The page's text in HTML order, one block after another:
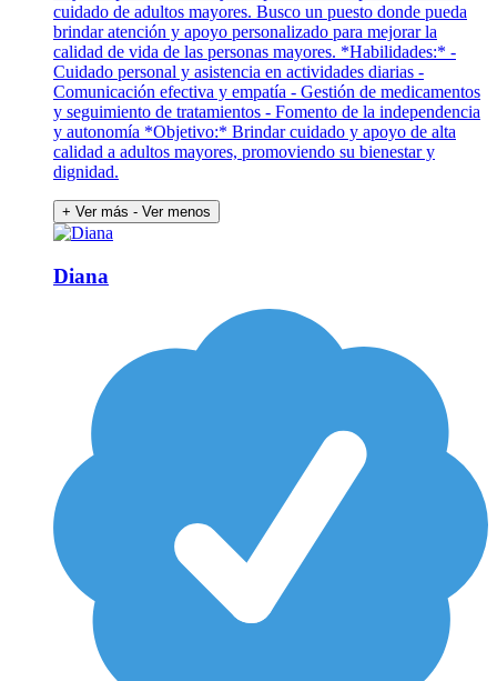
cuidado de adultos mayores. Busco un puesto donde pueda
brindar atención y apoyo personalizado para mejorar la
calidad de vida de las personas mayores. *Habilidades:* -
Cuidado personal y asistencia en actividades diarias -
Comunicación efectiva y empatía - Gestión de medicamentos
y seguimiento de tratamientos - Fomento de la independencia
y autonomía *Objetivo:* Brindar cuidado y apoyo de alta
calidad a adultos mayores, promoviendo su bienestar y
dignidad.
+ Ver más - Ver menos
Diana